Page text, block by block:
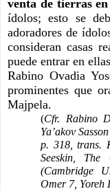
venta de tierras
ídolos; esto se
adoradores de
consideran casas
puede entrar en
Rabino Ovadia
prominentes que
Majpela.
(Cfr. Rabino
Ya’akov
p. 318, trans.
Seeskin, The
(Cambridge
Omer 7, Yoreh